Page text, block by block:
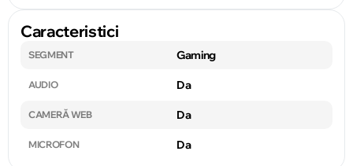
Caracteristici
SEGMENT Gaming
AUDIO Da
CAMERĂ WEB Da
MICROFON Da